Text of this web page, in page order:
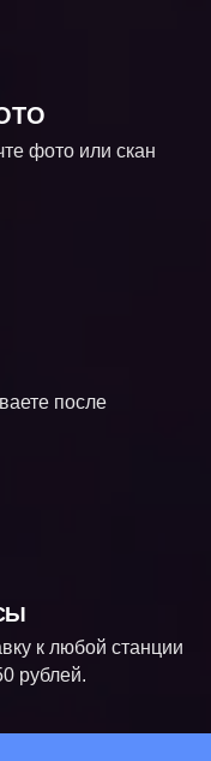
фото или скан
после
к любой станции
рублей.